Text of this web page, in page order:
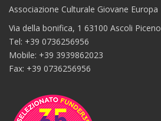
Associazione Culturale Giovane Europa
Via della bonifica, 1 63100 Ascoli Piceno
Tel: +39 0736256956
Mobile: +39 3939862023
Fax: +39 0736256956